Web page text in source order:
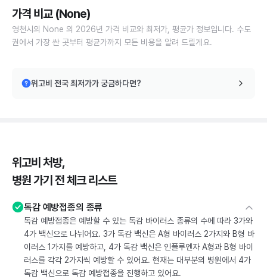
가격 비교 (None)
영천시의 None 의 2026년 가격 비교와 최저가, 평균가 정보입니다. 수도
권에서 가장 싼 곳부터 평균가까지 모든 비용을 알려 드릴게요.
위고비 전국 최저가가 궁금하다면?
위고비 처방,
병원 가기 전 체크 리스트
독감 예방접종의 종류
독감 예방접종은 예방할 수 있는 독감 바이러스 종류의 수에 따라 3가와
4가 백신으로 나뉘어요. 3가 독감 백신은 A형 바이러스 2가지와 B형 바
이러스 1가지를 예방하고, 4가 독감 백신은 인플루엔자 A형과 B형 바이
러스를 각각 2가지씩 예방할 수 있어요. 현재는 대부분의 병원에서 4가
독감 백신으로 독감 예방접종을 진행하고 있어요.